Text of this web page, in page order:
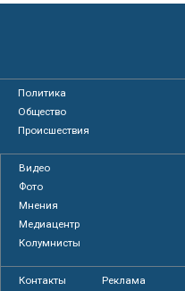
Политика
Общество
Происшествия
Видео
Фото
Мнения
Медиацентр
Колумнисты
Контакты Реклама